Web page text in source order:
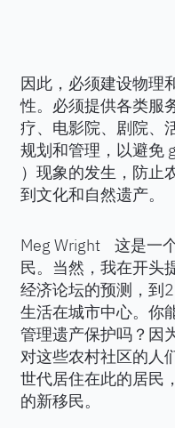
因此，必须建设物理
性。必须提供各类服
疗、电影院、剧院、
规划和管理，以避免
）现象的发生，防止
到文化和自然遗产。
Meg Wright 这是一
民。当然，我在开头
经济论坛的预测，到
生活在城市中心。你
管理遗产保护吗？因
对这些农村社区的人
世代居住在此的居民
的新移民。